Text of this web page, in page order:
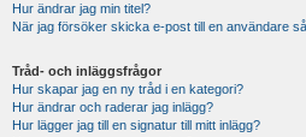
Hur ändrar jag min titel?
När jag försöker skicka e-post till en användare
Tråd- och inläggsfrågor
Hur skapar jag en ny tråd i en kategori?
Hur ändrar och raderar jag inlägg?
Hur lägger jag till en signatur till mitt inlägg?